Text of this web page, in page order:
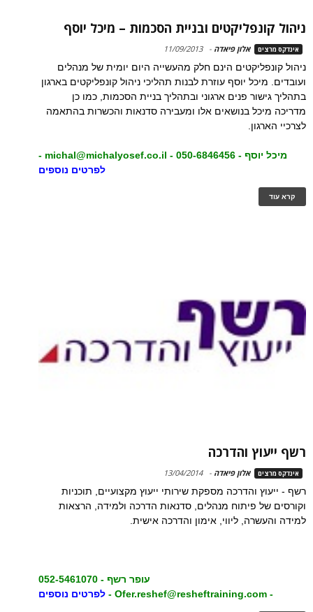
ניהול קונפליקטים ובניית הסכמות – מיכל יוסף
אינדקס מרצים אלון פיאדה -
11/09/2013
ניהול קונפליקטים הינם חלק מהעשייה היום יומית של מנהלים
ועובדים. מיכל יוסף עוזרת לבנות תהליכי ניהול קונפליקטים בארגון
בתהליך גישור פנים ארגוני ובתהליך בניית הסכמות, כמו כן
מדריכה מיכל בנושאים אלו ומעבירה סדנאות והכשרות בהתאמה
לצרכיי הארגון.
מיכל יוסף - michal@michalyosef.co.il - 050-6846456 -
לפרטים נוספים
קרא עוד
רשף ייעוץ והדרכה
אינדקס מרצים אלון פיאדה -
13/04/2014
רשף - ייעוץ והדרכה מספקת שירותי ייעוץ מקצועיים, תוכניות
וקורסים של פיתוח מנהלים, סדנאות הדרכה ולמידה, הרצאות
למידה והעשרה, ליווי, אימון והדרכה אישית.
עופר רשף - 052-5461070
- Ofer.reshef@resheftraining.com -
לפרטים נוספים